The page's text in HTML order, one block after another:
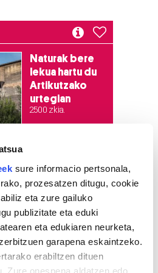
sure informacio pertsonala,
prozesatzen ditugu, cookie
eta zure gailuko
publizitate eta eduki
eta edukiaren neurketa,
garapena eskaintzeko.
erabiltzen dituen
Zure onespena aldatzen edo
Naturak bere
lekua hartu du
Artikutzako
urtegian
2.500 zkia.
irakurrienak
ere, kontsumo